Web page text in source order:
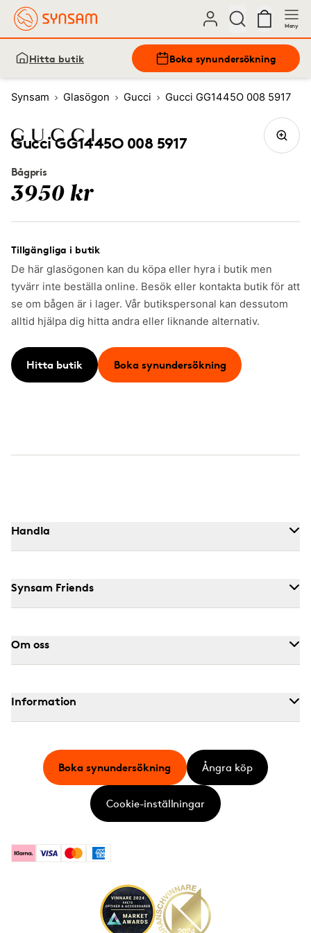
Meny
Hitta butik Boka synundersökning
Synsam Glasögon Gucci Gucci GG1445O 008 5917
Gucci GG1445O 008 5917
Bågpris
3950 kr
Tillgängliga i butik
De här glasögonen kan du köpa eller hyra i butik men
tyvärr inte beställa online. Besök eller kontakta butik för att
se om bågen är i lager. Vår butikspersonal kan dessutom
alltid hjälpa dig hitta andra eller liknande alternativ.
Hitta butik Boka synundersökning
Handla
Synsam Friends
Om oss
Information
KlarnaVisa MastercardAmerican Express
Boka synundersökning Ångra köp
Cookie-inställningar